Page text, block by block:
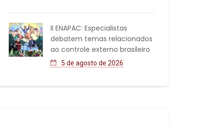
II ENAPAC: Especialistas
debatem temas relacionados
ao controle externo brasileiro
5 de agosto de 2026